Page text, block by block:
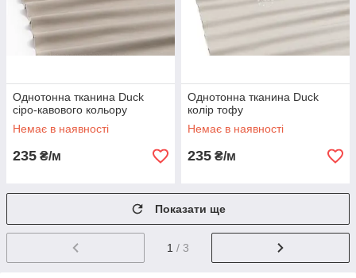
Однотонна тканина Duck
сіро-кавового кольору
Немає в наявності
235 ₴/м
Однотонна тканина Duck
колір тофу
Немає в наявності
235 ₴/м
Показати ще
1 / 3